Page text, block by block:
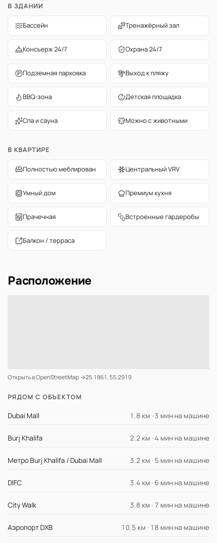
В ЗДАНИИ
Бассейн Тренажёрный зал
Консьерж 24/7 Охрана 24/7
Подземная парковка Выход к пляжу
BBQ-зона Детская площадка
Спа и сауна Можно с животными
В КВАРТИРЕ
Полностью меблирован Центральный VRV
Умный дом Премиум кухня
Прачечная Встроенные гардеробы
Балкон / терраса
Расположение
Открыть в OpenStreetMap →25.1861, 55.2919
РЯДОМ С ОБЪЕКТОМ
Dubai Mall 1.8 км · 3 мин на машине
Burj Khalifa 2.2 км · 4 мин на машине
Метро Burj Khalifa / Dubai Mall 3.2 км · 5 мин на машине
DIFC 3.4 км · 6 мин на машине
City Walk 3.8 км · 7 мин на машине
Аэропорт DXB 10.5 км · 18 мин на машине